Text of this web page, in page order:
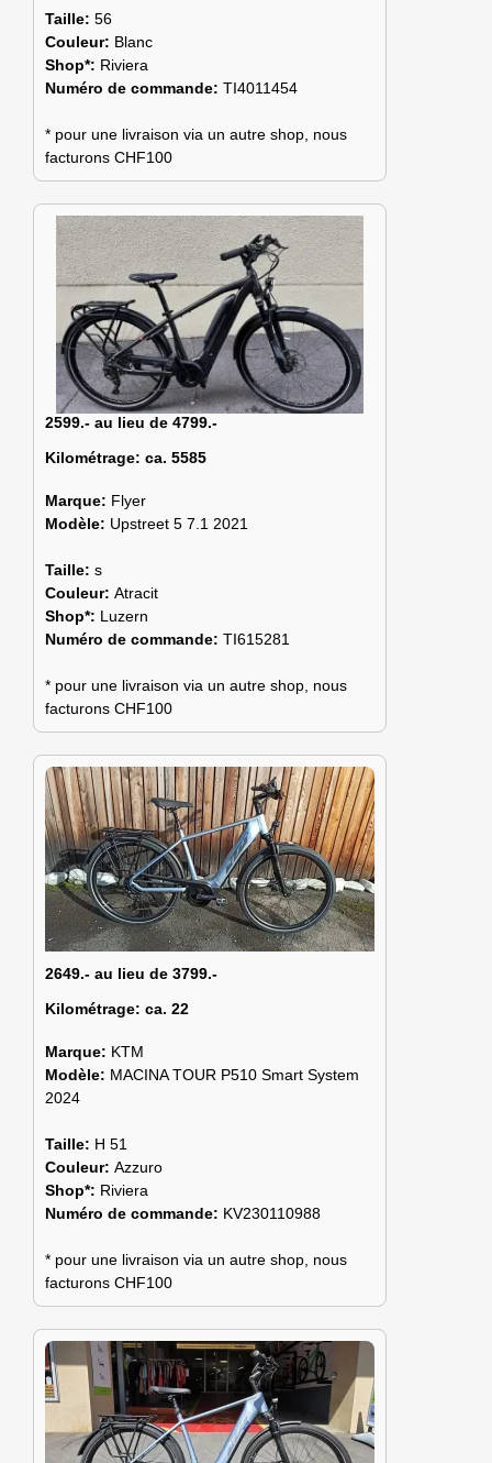
Taille: 56
Couleur: Blanc
Shop*: Riviera
Numéro de commande: TI4011454
* pour une livraison via un autre shop, nous
facturons CHF100
2599.- au lieu de 4799.-
Kilométrage: ca. 5585
Marque: Flyer
Modèle: Upstreet 5 7.1 2021
Taille: s
Couleur: Atracit
Shop*: Luzern
Numéro de commande: TI615281
* pour une livraison via un autre shop, nous
facturons CHF100
2649.- au lieu de 3799.-
Kilométrage: ca. 22
Marque: KTM
Modèle: MACINA TOUR P510 Smart System
2024
Taille: H 51
Couleur: Azzuro
Shop*: Riviera
Numéro de commande: KV230110988
* pour une livraison via un autre shop, nous
facturons CHF100